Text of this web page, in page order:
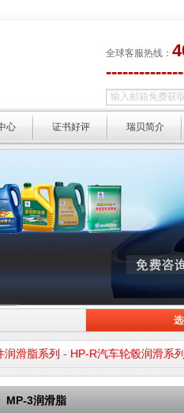
全球客服热线：
心 证书好评 瑞贝简介
选择瑞贝 选择放心
润滑脂系列 - HP-R汽车轮毂润滑系列
MP-3润滑脂